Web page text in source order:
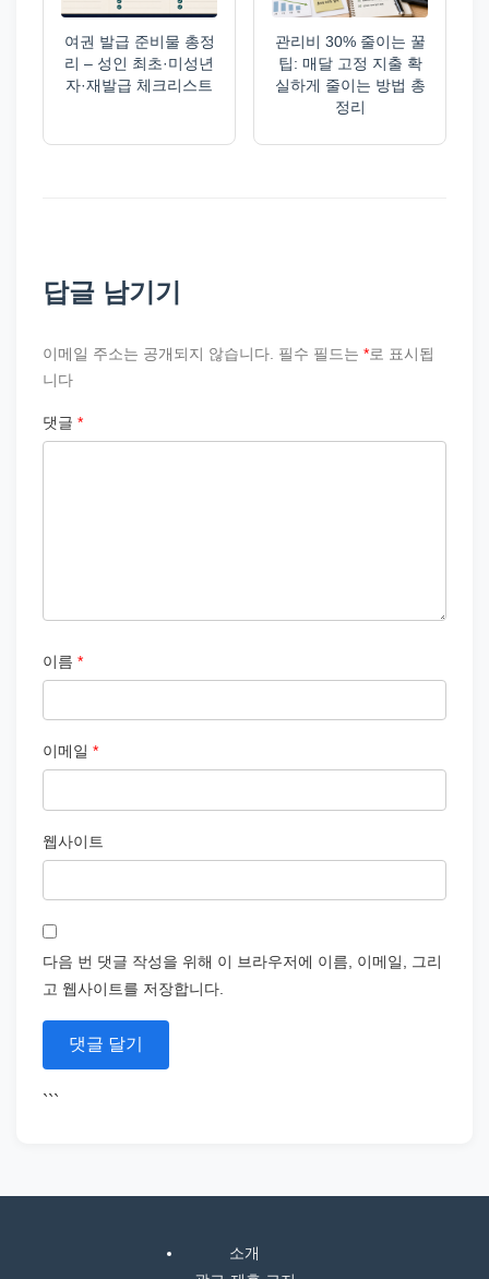
여권 발급 준비물 총정
리 – 성인 최초·미성년
자·재발급 체크리스트
관리비 30% 줄이는 꿀
팁: 매달 고정 지출 확
실하게 줄이는 방법 총
정리
답글 남기기
이메일 주소는 공개되지 않습니다. 필수 필드는 *로 표시됩
니다
댓글 *
이름 *
이메일 *
웹사이트
다음 번 댓글 작성을 위해 이 브라우저에 이름, 이메일, 그리
고 웹사이트를 저장합니다.
```
소개